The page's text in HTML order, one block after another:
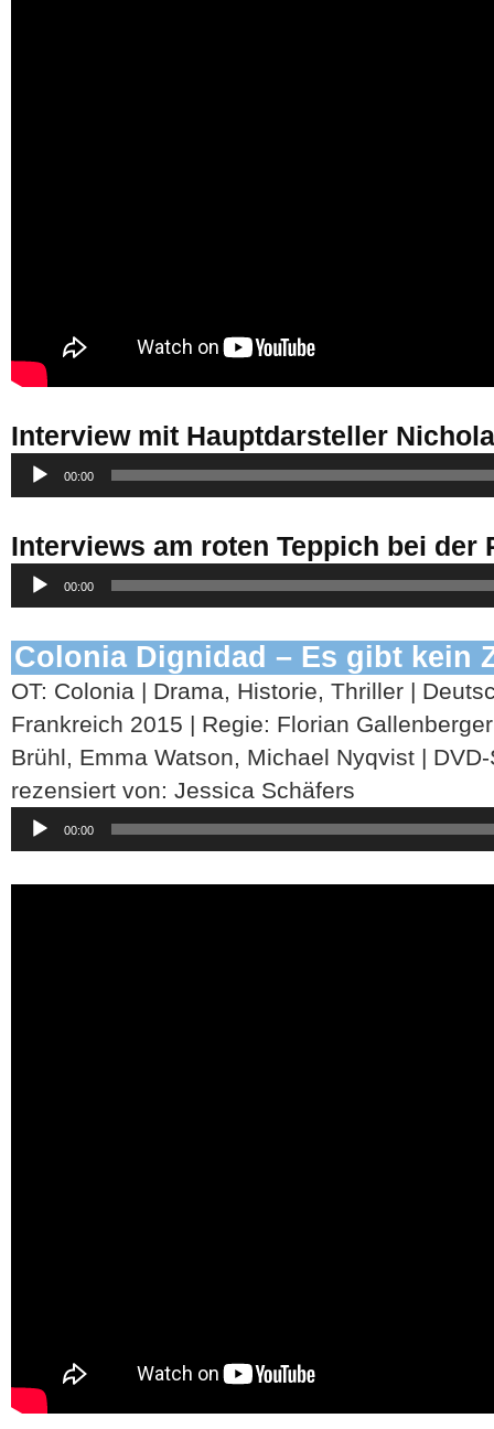
Interview mit Hauptdarsteller
Audio-
Player
00:00
Interviews am roten Teppich bei der
Audio-
Player
00:00
Colonia Dignidad – Es gibt kein
OT: Colonia | Drama, Historie, Thriller |
Frankreich 2015 | Regie: Florian
Brühl, Emma Watson, Michael Nyqvist |
rezensiert von: Jessica Schäfers
Audio-
Player
00:00